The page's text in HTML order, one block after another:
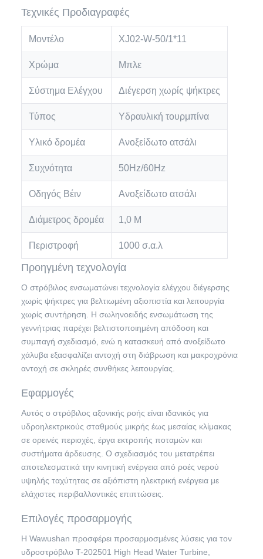
Τεχνικές Προδιαγραφές
Μοντέλο XJ02-W-50/1*11
Χρώμα Μπλε
Σύστημα Ελέγχου Διέγερση χωρίς ψήκτρες
Τύπος Υδραυλική τουρμπίνα
Υλικό δρομέα Ανοξείδωτο ατσάλι
Συχνότητα 50Hz/60Hz
Οδηγός Βέιν Ανοξείδωτο ατσάλι
Διάμετρος δρομέα 1,0 Μ
Περιστροφή 1000 σ.α.λ
Προηγμένη τεχνολογία
Ο στρόβιλος ενσωματώνει τεχνολογία ελέγχου διέγερσης
χωρίς ψήκτρες για βελτιωμένη αξιοπιστία και λειτουργία
χωρίς συντήρηση. Η σωληνοειδής ενσωμάτωση της
γεννήτριας παρέχει βελτιστοποιημένη απόδοση και
συμπαγή σχεδιασμό, ενώ η κατασκευή από ανοξείδωτο
χάλυβα εξασφαλίζει αντοχή στη διάβρωση και μακροχρόνια
αντοχή σε σκληρές συνθήκες λειτουργίας.
Εφαρμογές
Αυτός ο στρόβιλος αξονικής ροής είναι ιδανικός για
υδροηλεκτρικούς σταθμούς μικρής έως μεσαίας κλίμακας
σε ορεινές περιοχές, έργα εκτροπής ποταμών και
συστήματα άρδευσης. Ο σχεδιασμός του μετατρέπει
αποτελεσματικά την κινητική ενέργεια από ροές νερού
υψηλής ταχύτητας σε αξιόπιστη ηλεκτρική ενέργεια με
ελάχιστες περιβαλλοντικές επιπτώσεις.
Επιλογές προσαρμογής
Η Wawushan προσφέρει προσαρμοσμένες λύσεις για τον
υδροστρόβιλο T-202501 High Head Water Turbine,